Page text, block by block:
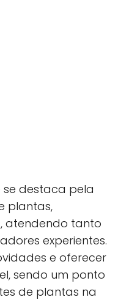
se destaca pela
plantas,
atendendo tanto
experientes.
e oferecer
sendo um ponto
de plantas na